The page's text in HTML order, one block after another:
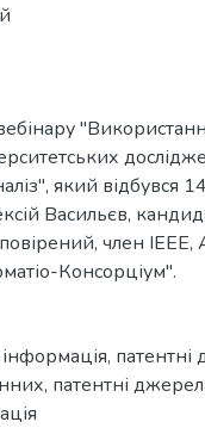
який відбувся
Васильєв,
член IEEE,
Консорціум".
, патентні
, патентні